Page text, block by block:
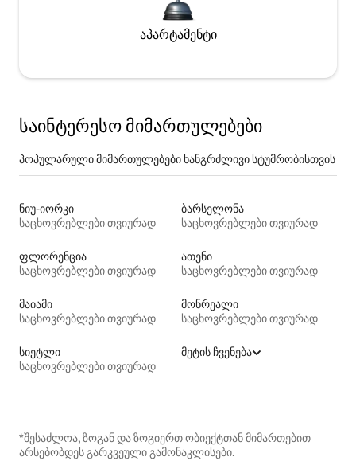
აპარტამენტი
საინტერესო მიმართულებები
პოპულარული მიმართულებები ხანგრძლივი სტუმრობისთვის
ნიუ-იორკი
საცხოვრებლები თვიურად
ბარსელონა
საცხოვრებლები თვიურად
ფლორენცია
საცხოვრებლები თვიურად
ათენი
საცხოვრებლები თვიურად
მაიამი
საცხოვრებლები თვიურად
მონრეალი
საცხოვრებლები თვიურად
სიეტლი
საცხოვრებლები თვიურად
მეტის ჩვენება
*შესაძლოა, ზოგან და ზოგიერთ ობიექტთან მიმართებით
არსებობდეს გარკვეული გამონაკლისები.